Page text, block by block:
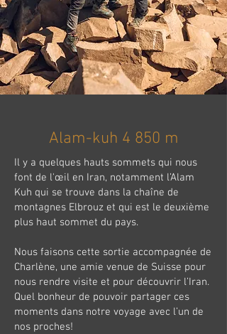
Alam-kuh 4 850 m
Il y a quelques hauts sommets qui nous
font de l'œil en Iran, notamment l’Alam
Kuh qui se trouve dans la chaîne de
montagnes Elbrouz et qui est le deuxième
plus haut sommet du pays.
Nous faisons cette sortie accompagnée de
Charlène, une amie venue de Suisse pour
nous rendre visite et pour découvrir l’Iran.
Quel bonheur de pouvoir partager ces
moments dans notre voyage avec l’un de
nos proches!